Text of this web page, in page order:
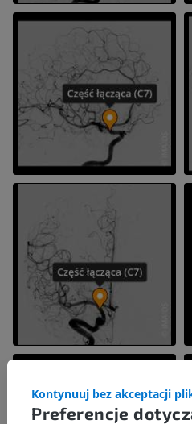
Preferencje
Kontynuuj bez akceptacji